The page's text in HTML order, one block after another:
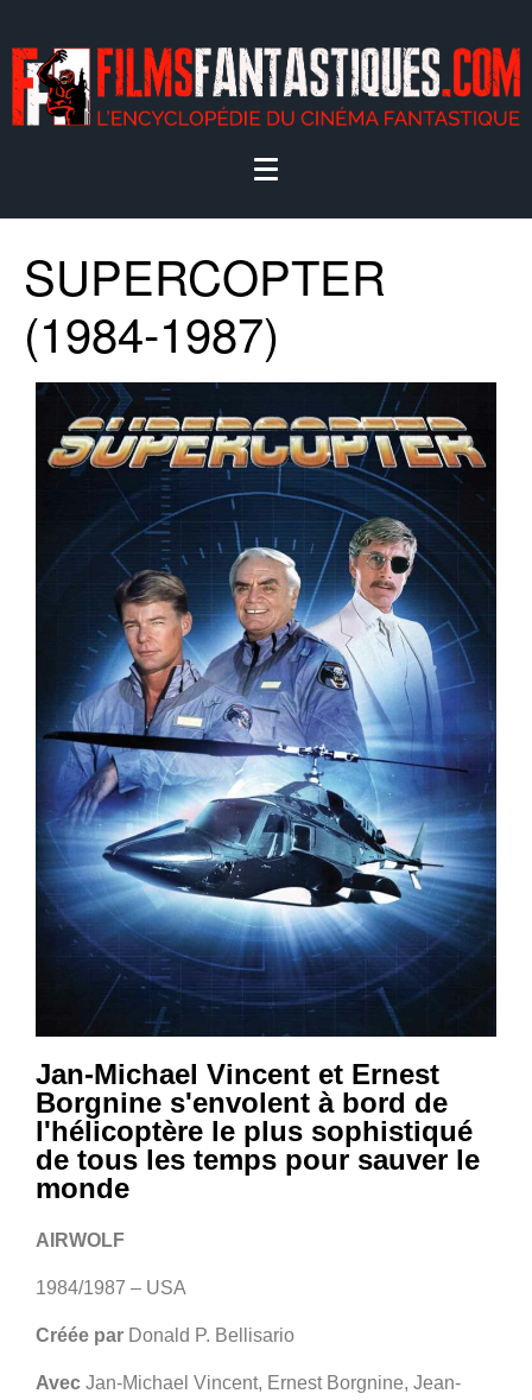
SUPERCOPTER
(1984-1987)
Jan-Michael Vincent et Ernest
Borgnine s'envolent à bord de
l'hélicoptère le plus sophistiqué
de tous les temps pour sauver le
monde
AIRWOLF
1984/1987 – USA
Créée par Donald P. Bellisario
Avec Jan-Michael Vincent, Ernest Borgnine, Jean-